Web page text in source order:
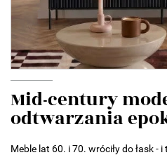
Mid-century
odtwarzania
Meble lat 60. i 70. wróciły do łask -